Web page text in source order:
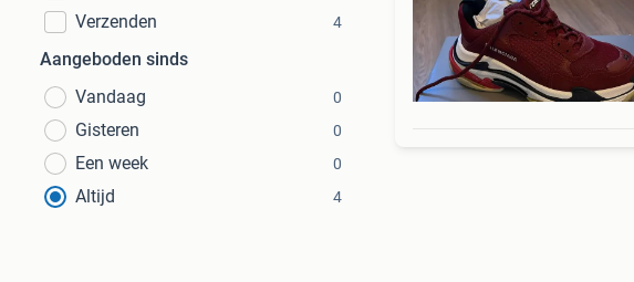
Verzenden 4
Aangeboden sinds
Vandaag
0
Gisteren 0
Een week 0
Altijd 4